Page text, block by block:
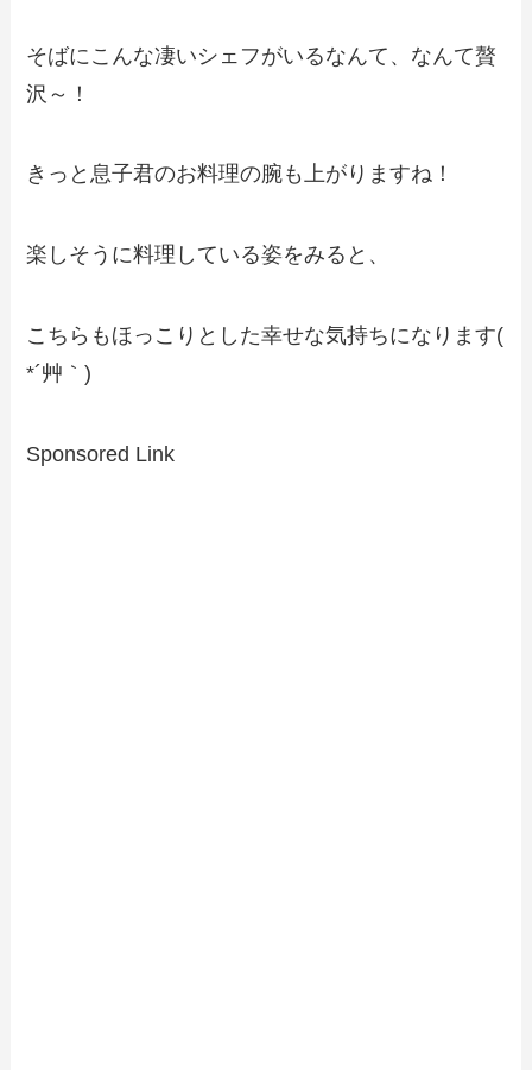
そばにこんな凄いシェフがいるなんて、なんて贅
沢～！
きっと息子君のお料理の腕も上がりますね！
楽しそうに料理している姿をみると、
こちらもほっこりとした幸せな気持ちになります(
*´艸｀)
Sponsored Link